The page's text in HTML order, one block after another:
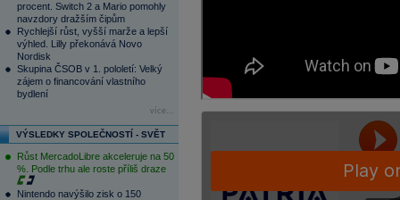
procent. Switch 2 a Mario pomohly
navzdory dražším čipům
Rychlejší růst, vyšší marže a lepší
výhled. Lilly překonává Novo
Nordisk
Skupina ČSOB v 1. pololetí: Velký
zájem o financování vlastního
bydlení
více...
VÝSLEDKY SPOLEČNOSTÍ - SVĚT
Růst MercadoLibre akceleruje na 50
%. Podle trhu ale roste příliš draze
Nintendo navýšilo zisk o 150